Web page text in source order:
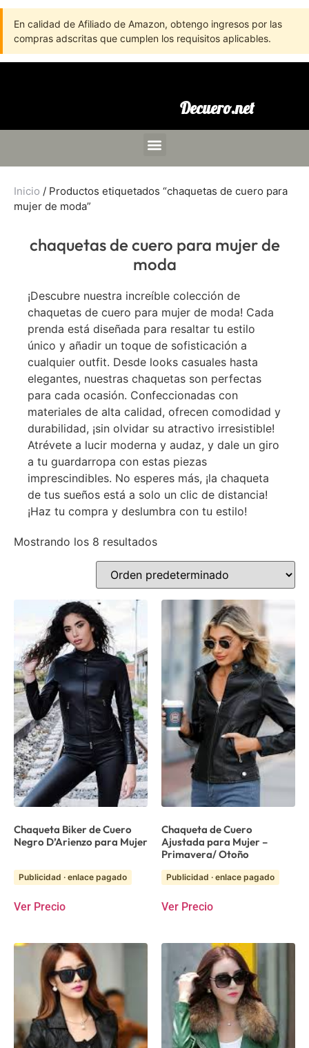
En calidad de Afiliado de Amazon, obtengo ingresos por las
compras adscritas que cumplen los requisitos aplicables.
Decuero.net
Inicio / Productos etiquetados “chaquetas de cuero para
mujer de moda”
chaquetas de cuero para mujer de
moda
¡Descubre nuestra increíble colección de
chaquetas de cuero para mujer de moda! Cada
prenda está diseñada para resaltar tu estilo
único y añadir un toque de sofisticación a
cualquier outfit. Desde looks casuales hasta
elegantes, nuestras chaquetas son perfectas
para cada ocasión. Confeccionadas con
materiales de alta calidad, ofrecen comodidad y
durabilidad, ¡sin olvidar su atractivo irresistible!
Atrévete a lucir moderna y audaz, y dale un giro
a tu guardarropa con estas piezas
imprescindibles. No esperes más, ¡la chaqueta
de tus sueños está a solo un clic de distancia!
¡Haz tu compra y deslumbra con tu estilo!
Mostrando los 8 resultados
Chaqueta Biker de Cuero
Negro D’Arienzo para Mujer
Publicidad · enlace pagado
Ver Precio
Chaqueta de Cuero
Ajustada para Mujer –
Primavera/ Otoño
Publicidad · enlace pagado
Ver Precio